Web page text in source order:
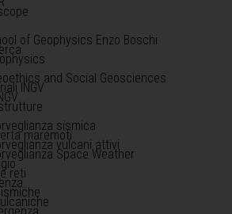
of Geophysics Enzo Boschi
and Social Geosciences
INGV
sismica
maremoti
vulcani attivi
Space Weather
reti